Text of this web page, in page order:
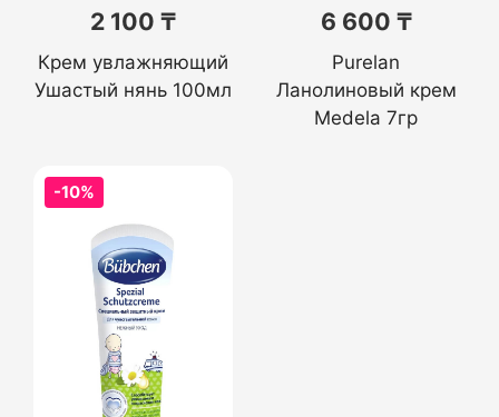
2 100 ₸
Крем увлажняющий
Ушастый нянь 100мл
6 600 ₸
Purelan
Ланолиновый крем
Medela 7гр
-10%